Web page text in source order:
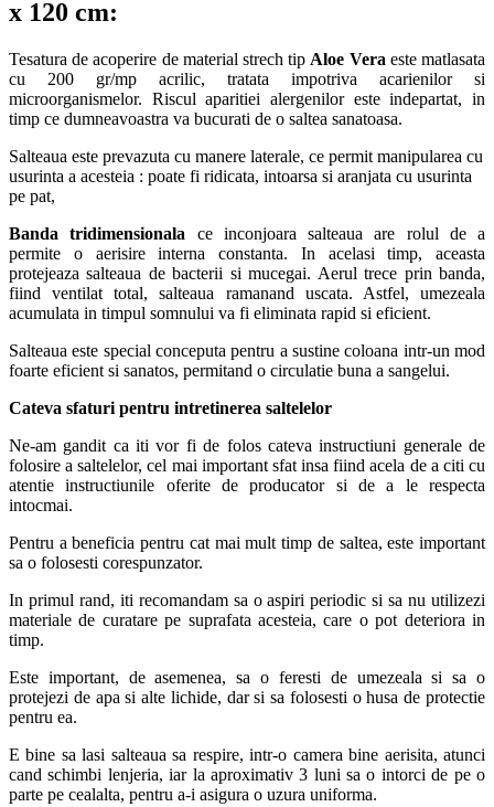
x 120 cm:
Tesatura de acoperire de material strech tip Aloe Vera este matlasata
cu 200 gr/mp acrilic, tratata impotriva acarienilor si
microorganismelor. Riscul aparitiei alergenilor este indepartat, in
timp ce dumneavoastra va bucurati de o saltea sanatoasa.
Salteaua este prevazuta cu manere laterale, ce permit manipularea cu
usurinta a acesteia : poate fi ridicata, intoarsa si aranjata cu usurinta
pe pat,
Banda tridimensionala ce inconjoara salteaua are rolul de a
permite o aerisire interna constanta. In acelasi timp, aceasta
protejeaza salteaua de bacterii si mucegai. Aerul trece prin banda,
fiind ventilat total, salteaua ramanand uscata. Astfel, umezeala
acumulata in timpul somnului va fi eliminata rapid si eficient.
Salteaua este special conceputa pentru a sustine coloana intr-un mod
foarte eficient si sanatos, permitand o circulatie buna a sangelui.
Cateva sfaturi pentru intretinerea saltelelor
Ne-am gandit ca iti vor fi de folos cateva instructiuni generale de
folosire a saltelelor, cel mai important sfat insa fiind acela de a citi cu
atentie instructiunile oferite de producator si de a le respecta
intocmai.
Pentru a beneficia pentru cat mai mult timp de saltea, este important
sa o folosesti corespunzator.
In primul rand, iti recomandam sa o aspiri periodic si sa nu utilizezi
materiale de curatare pe suprafata acesteia, care o pot deteriora in
timp.
Este important, de asemenea, sa o feresti de umezeala si sa o
protejezi de apa si alte lichide, dar si sa folosesti o husa de protectie
pentru ea.
E bine sa lasi salteaua sa respire, intr-o camera bine aerisita, atunci
cand schimbi lenjeria, iar la aproximativ 3 luni sa o intorci de pe o
parte pe cealalta, pentru a-i asigura o uzura uniforma.